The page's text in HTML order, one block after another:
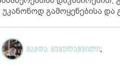
უკანონოდ გამოყენებისა
მაგდა გუგულაშვილი ;